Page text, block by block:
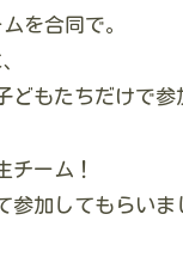
を合同で。
もたちだけで参
チーム！
参加してもらいま